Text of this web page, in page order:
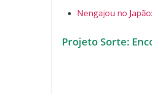
Nengajou no
Projeto Sorte: